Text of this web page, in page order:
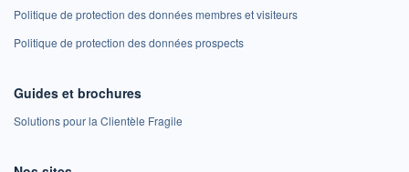
Politique de protection des données membres et visiteurs
Politique de protection des données prospects
Guides et brochures
Solutions pour la Clientèle Fragile